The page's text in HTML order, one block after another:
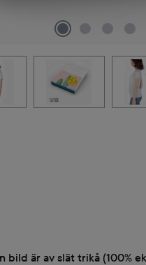
bild är av slät trikå (100%